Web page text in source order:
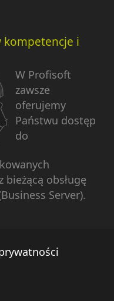
i
W Profisoft
zawsze
oferujemy
Państwu dostęp
do
obsługę
Server).